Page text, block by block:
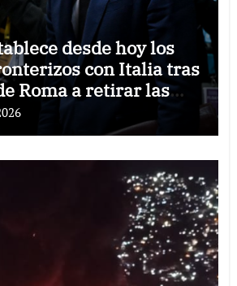
desde hoy los
con Italia tras
Roma a retirar las